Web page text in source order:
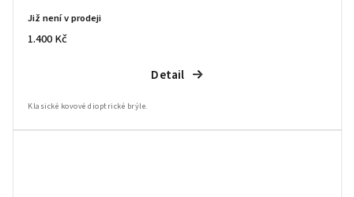
Již není v prodeji
1.400 Kč
Detail